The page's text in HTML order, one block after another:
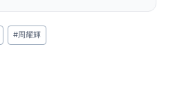
#周耀輝